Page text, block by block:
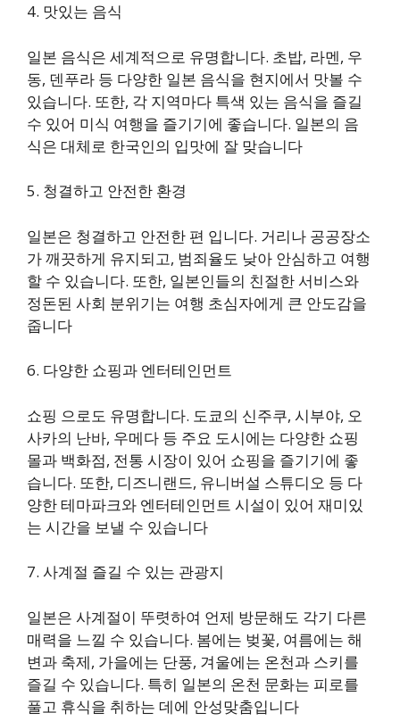
4. 맛있는 음식
일본 음식은 세계적으로 유명합니다. 초밥, 라멘, 우
동, 덴푸라 등 다양한 일본 음식을 현지에서 맛볼 수
있습니다. 또한, 각 지역마다 특색 있는 음식을 즐길
수 있어 미식 여행을 즐기기에 좋습니다. 일본의 음
식은 대체로 한국인의 입맛에 잘 맞습니다
5. 청결하고 안전한 환경
일본은 청결하고 안전한 편 입니다. 거리나 공공장소
가 깨끗하게 유지되고, 범죄율도 낮아 안심하고 여행
할 수 있습니다. 또한, 일본인들의 친절한 서비스와
정돈된 사회 분위기는 여행 초심자에게 큰 안도감을
줍니다
6. 다양한 쇼핑과 엔터테인먼트
쇼핑 으로도 유명합니다. 도쿄의 신주쿠, 시부야, 오
사카의 난바, 우메다 등 주요 도시에는 다양한 쇼핑
몰과 백화점, 전통 시장이 있어 쇼핑을 즐기기에 좋
습니다. 또한, 디즈니랜드, 유니버설 스튜디오 등 다
양한 테마파크와 엔터테인먼트 시설이 있어 재미있
는 시간을 보낼 수 있습니다
7. 사계절 즐길 수 있는 관광지
일본은 사계절이 뚜렷하여 언제 방문해도 각기 다른
매력을 느낄 수 있습니다. 봄에는 벚꽃, 여름에는 해
변과 축제, 가을에는 단풍, 겨울에는 온천과 스키를
즐길 수 있습니다. 특히 일본의 온천 문화는 피로를
풀고 휴식을 취하는 데에 안성맞춤입니다